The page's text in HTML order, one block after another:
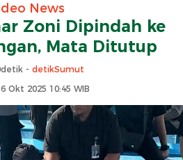
News
Zoni Dipindah ke
Mata Ditutup
- detikSumut
Okt 2025 10:45 WIB